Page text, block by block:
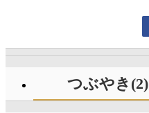
つぶやき(2)